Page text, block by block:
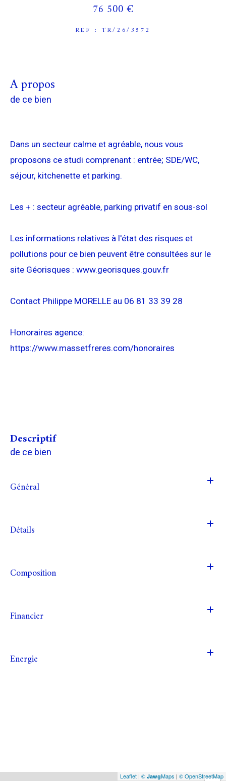
76 500 €
REF : TR/26/3572
a propos
de ce bien
Dans un secteur calme et agréable, nous vous
proposons ce studi comprenant : entrée; SDE/WC,
séjour, kitchenette et parking.
Les + : secteur agréable, parking privatif en sous-sol
Les informations relatives à l'état des risques et
pollutions pour ce bien peuvent être consultées sur le
site Géorisques : www.georisques.gouv.fr
Contact Philippe MORELLE au 06 81 33 39 28
Honoraires agence:
https://www.massetfreres.com/honoraires
descriptif
de ce bien
Général
Détails
Composition
Financier
Energie
Leaflet | © JawgMaps | © OpenStreetMap